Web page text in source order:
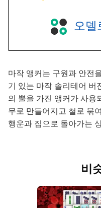
오델
마작 앵커는 구원과 안전
기 있는 마작 솔리테어 버
의 뿔을 가진 앵커가 사용
무로 만들어지고 철로 묶
행운과 집으로 돌아가는
비